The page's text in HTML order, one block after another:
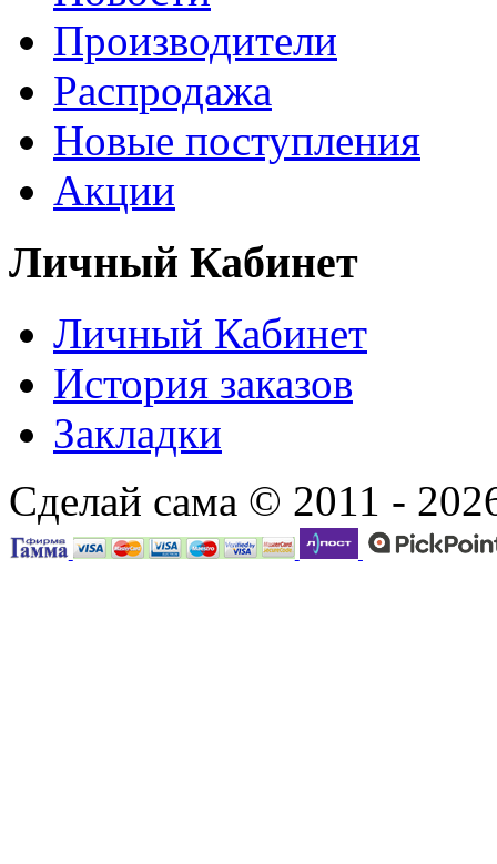
Производители
Распродажа
Новые поступления
Акции
Личный Кабинет
Личный Кабинет
История заказов
Закладки
Сделай сама © 2011 -